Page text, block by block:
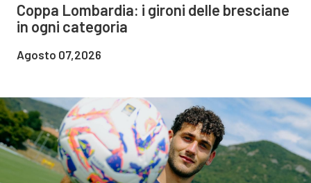
Coppa Lombardia: i gironi delle bresciane
in ogni categoria
Agosto 07,2026